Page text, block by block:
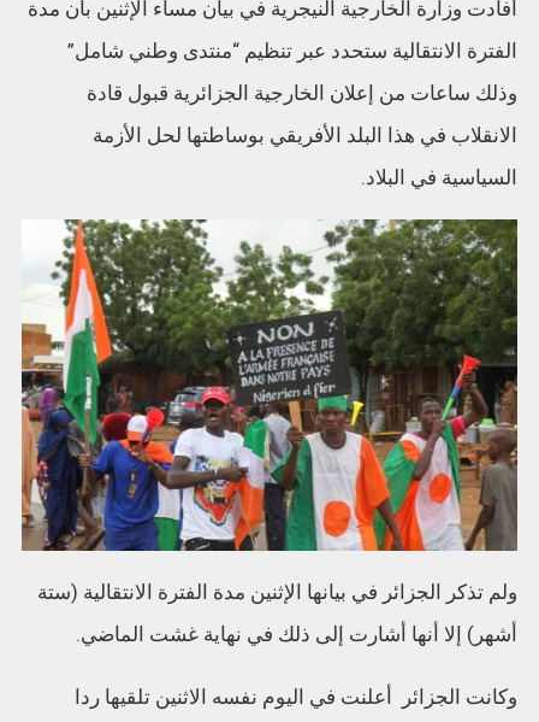
أفادت وزارة الخارجية النيجرية في بيان مساء الإثنين بأن مدة
الفترة الانتقالية ستحدد عبر تنظيم “منتدى وطني شامل”
وذلك ساعات من إعلان الخارجية الجزائرية قبول قادة
الانقلاب في هذا البلد الأفريقي بوساطتها لحل الأزمة
السياسية في البلاد.
ولم تذكر الجزائر في بيانها الإثنين مدة الفترة الانتقالية (ستة
أشهر) إلا أنها أشارت إلى ذلك في نهاية غشت الماضي.
وكانت الجزائر أعلنت في اليوم نفسه الاثنين تلقيها ردا